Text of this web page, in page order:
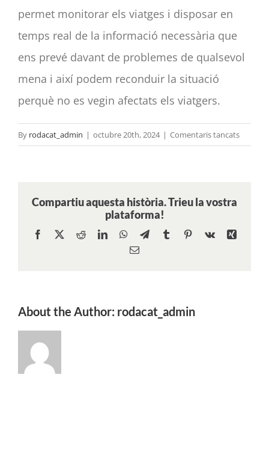
permet monitorar els viatges i disposar en
temps real de la informació necessària que
ens prevé davant de problemes de qualsevol
mena i així podem reconduir la situació
perquè no es vegin afectats els viatgers.
By rodacat_admin | octubre 20th, 2024 | Comentaris tancatsa
Compartiu aquesta història. Trieu la vostra
plataforma!
Facebook
X RedditLinkedInWhatsApp
TelegramTumblrPinterest
Vk
Xing
Email:
About the Author: rodacat_admin